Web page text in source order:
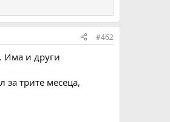
#462
Има и други
за трите месеца,